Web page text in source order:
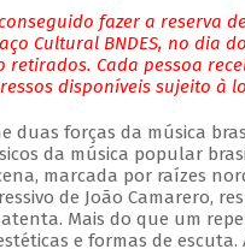
fazer a reserva
Cultural BNDES, no dia
retirados. Cada pessoa
disponíveis sujeito à
duas forças da música
da música popular
marcada por raízes
de João Camarero,
Mais do que um
e formas de